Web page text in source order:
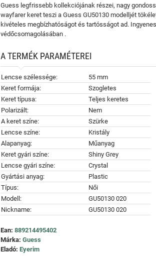
Guess legfrissebb kollekciójának részei, nagy
wayfarer keret teszi a Guess GU50130 modelljét
kivételes megbízhatóságot és tartósságot ad.
védőcsomagolásában .
A TERMÉK PARAMÉTEREI
Lencse szélessége:
55 mm
Keret formája:
Szogletes
Keret típusa:
Teljes keretes
Polarizált:
Nem
A keret színe:
Szürke
Lencse színe:
Kristály
Alapanyag:
Műanyag
Keret gyári színe:
Shiny Grey
Lencse gyári színe:
Crystal
Gyártási anyag:
Plastic
Típus:
Női
Modell:
GU50130 020
Nickname:
GU50130 020
Ean: 889214495402
Márka: Guess
Eladó: Eyerim